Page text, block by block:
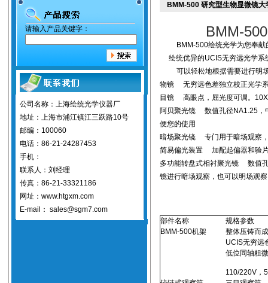
请输入产品关键字：
公司名称：上海绘统光学仪器厂
地址：上海市浦江镇江三跃路10号
邮编：100060
电话：86-21-24287453
手机：
联系人：刘经理
传真：86-21-33321186
网址：www.htgxm.com
E-mail： sales@sgm7.com
BMM-500 研究型生物显微镜
BMM-500
BMM-500绘统光学为您奉
绘统优异的UCIS无穷远光学系
可以轻松地根据需要进行明
物镜 无穷远色差独立校正光学
目镜 高眼点，屈光度可调。
阿贝聚光镜 数值孔径NA1.25，
便您的使用
暗场聚光镜 专门用于暗场观察
简易偏光装置 加配起偏器和验
多功能转盘式相衬聚光镜 数值
镜进行暗场观察，也可以明场观察
部件名称
规格参数
BMM-500机架
整体压铸而
UCIS无穷远
低位同轴粗
110/220V，